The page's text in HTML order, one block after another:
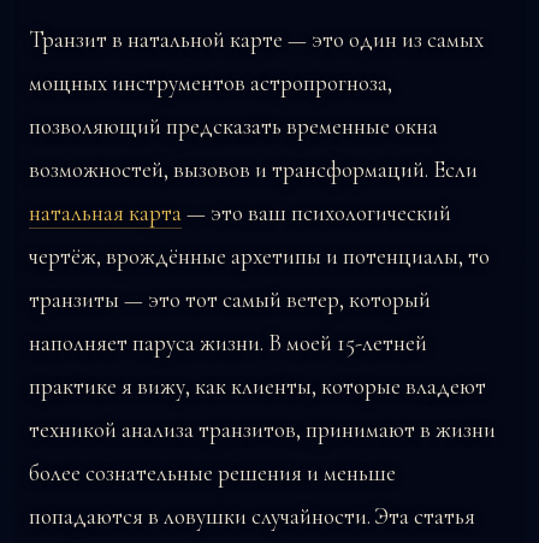
Транзит в натальной карте — это один из самых
мощных инструментов астропрогноза,
позволяющий предсказать временные окна
возможностей, вызовов и трансформаций. Если
натальная карта— это ваш психологический
чертёж, врождённые архетипы и потенциалы, то
транзиты — это тот самый ветер, который
наполняет паруса жизни. В моей 15-летней
практике я вижу, как клиенты, которые владеют
техникой анализа транзитов, принимают в жизни
более сознательные решения и меньше
попадаются в ловушки случайности. Эта статья